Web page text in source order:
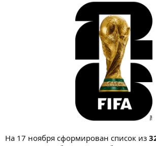
На 17 ноября сформирован список из